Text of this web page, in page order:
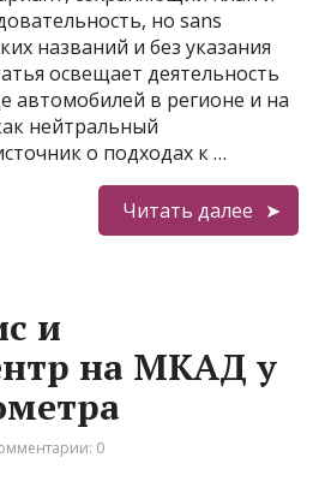
но sans
названий и без указания
освещает деятельность
автомобилей в регионе и на
нейтральный
о подходах к …
Читать далее
и
на МКАД у
0